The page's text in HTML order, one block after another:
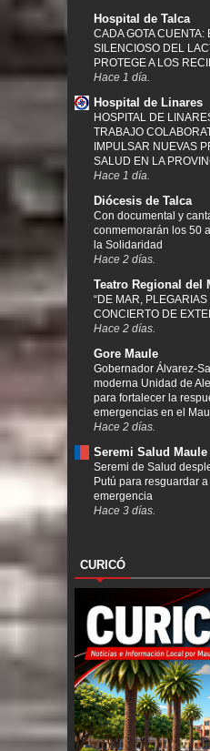
Hospital de Talca
CADA GOTA CUENTA:
SILENCIOSO DEL
PROTEGE A LOS
Hace 1 día.
Hospital de Linares
HOSPITAL DE
TRABAJO
IMPULSAR NUEVAS
SALUD EN LA
Hace 1 día.
Diócesis de Talca
Con documental y
conmemorarán los 50
la Solidaridad
Hace 2 días.
Teatro Regional del
“DE MAR, PLEGARIAS
CONCIERTO DE
Hace 2 días.
Gore Maule
Gobernador Álvarez-
moderna Unidad de
para fortalecer la
emergencias en el
Hace 2 días.
Seremi Salud Maule
Seremi de Salud
Putú para resguardar
emergencia
Hace 3 días.
CURICÓ